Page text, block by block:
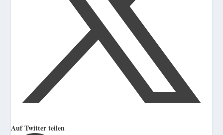
Auf Twitter teilen